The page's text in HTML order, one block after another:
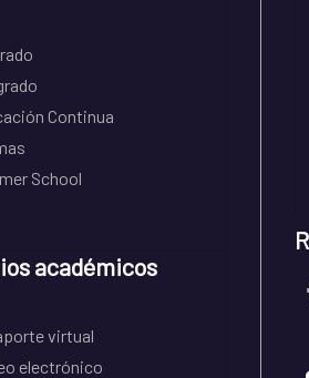
Continua
School
académicos
virtual
electrónico